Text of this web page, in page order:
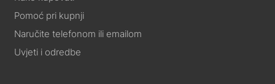
Pomoć pri kupnji
Naručite telefonom ili emailom
Uvjeti i odredbe